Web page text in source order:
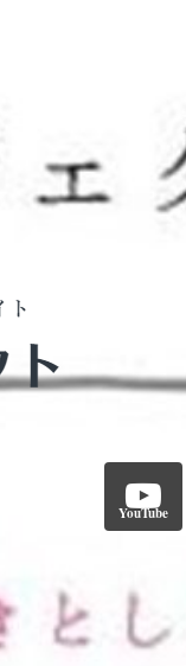
YouTube